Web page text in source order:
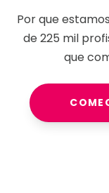
Por que
de225 mil
que